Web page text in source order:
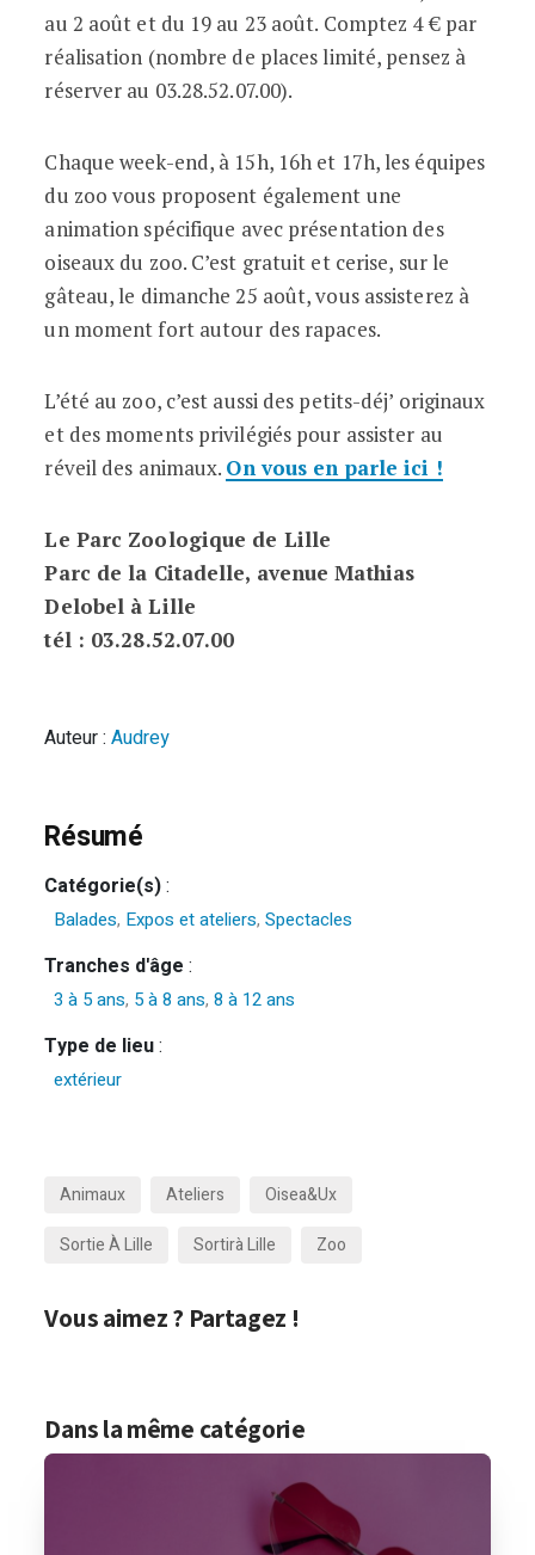
au 2 août et du 19 au 23 août. Comptez 4 € par
réalisation (nombre de places limité, pensez à
réserver au 03.28.52.07.00).
Chaque week-end, à 15h, 16h et 17h, les équipes
du zoo vous proposent également une
animation spécifique avec présentation des
oiseaux du zoo. C’est gratuit et cerise, sur le
gâteau, le dimanche 25 août, vous assisterez à
un moment fort autour des rapaces.
L’été au zoo, c’est aussi des petits-déj’ originaux
et des moments privilégiés pour assister au
réveil des animaux. On vous en parle ici !
Le Parc Zoologique de Lille
Parc de la Citadelle, avenue Mathias
Delobel à Lille
tél : 03.28.52.07.00
Auteur :Audrey
Résumé
Catégorie(s):
Balades, Expos et ateliers,Spectacles
Tranches d'âge :
3 à 5 ans, 5 à 8 ans,8 à 12 ans
Type de lieu:
extérieur
Animaux Ateliers
Oisea&ux
Sortie À Lille
Sortirà Lille Zoo
Vous aimez ? Partagez !
Dans la même catégorie